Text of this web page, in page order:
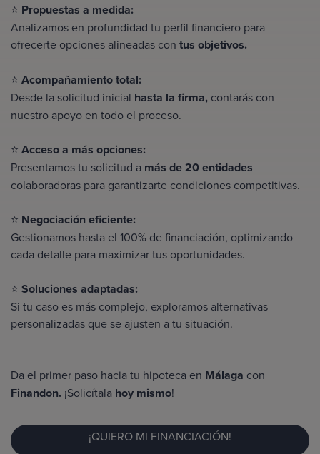
⭐ Propuestas a medida:
Analizamos en profundidad tu perfil financiero para
ofrecerte opciones alineadas con tus objetivos.
⭐ Acompañamiento total:
Desde la solicitud inicial hasta la firma, contarás con
nuestro apoyo en todo el proceso.
⭐ Acceso a más opciones:
Presentamos tu solicitud a más de 20 entidades
colaboradoras para garantizarte condiciones competitivas.
⭐ Negociación eficiente:
Gestionamos hasta el 100% de financiación, optimizando
cada detalle para maximizar tus oportunidades.
⭐ Soluciones adaptadas:
Si tu caso es más complejo, exploramos alternativas
personalizadas que se ajusten a tu situación.
Da el primer paso hacia tu hipoteca en Málaga con
Finandon. ¡Solicítala hoy mismo!
¡QUIERO MI FINANCIACIÓN!